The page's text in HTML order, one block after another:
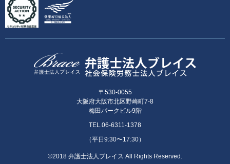
〒530-0055
大阪府大阪市北区野崎町7-8
梅田パークビル9階
TEL.06-6311-1378
（平日9:30〜17:30）
©2018 弁護士法人ブレイス All Rights Reserved.